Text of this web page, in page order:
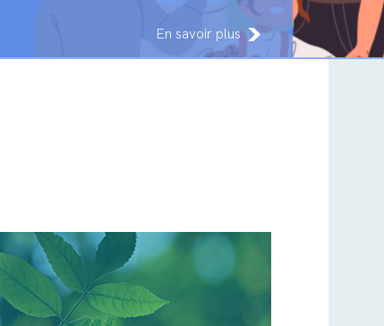
En savoir plus